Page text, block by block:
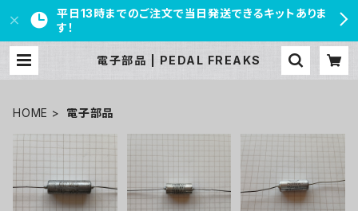
平日13時までのご注文で当日発送できるキットありま
す！
電子部品 | PEDAL FREAKS
HOME 電子部品